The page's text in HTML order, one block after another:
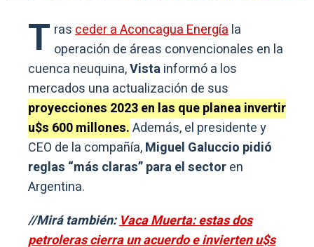
T rasceder a Aconcagua Energíala
operación de áreas convencionales en la
cuenca neuquina,Vistainformó a los
mercados una actualización de sus
proyecciones 2023 en las que planea invertir
u$s 600 millones.Además, el presidente y
CEO de la compañía,Miguel Galuccio pidió
reglas “más claras” para el sectoren
Argentina.
//Mirá también:Vaca Muerta: estas dos
petroleras cierra un acuerdo e invierten u$s